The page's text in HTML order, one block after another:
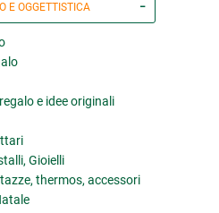
E OGGETTISTICA
e idee originali
Gioielli
thermos, accessori